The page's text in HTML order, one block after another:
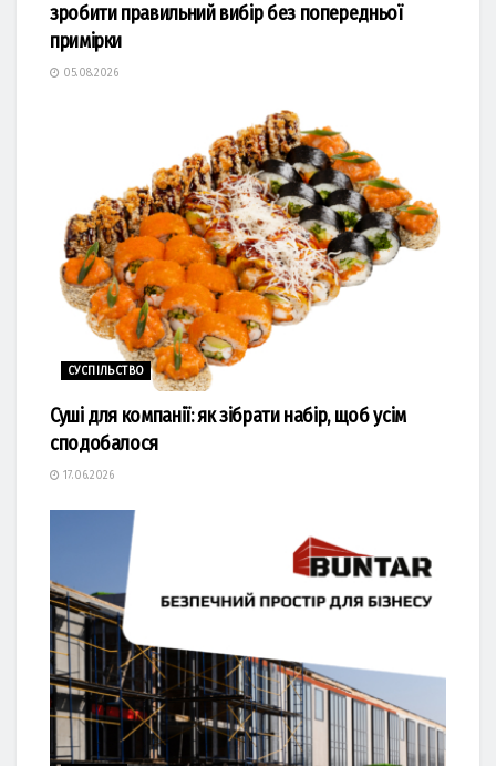
зробити правильний вибір без попередньої
примірки
05.08.2026
СУСПІЛЬСТВО
Суші для компанії: як зібрати набір, щоб усім
сподобалося
17.06.2026